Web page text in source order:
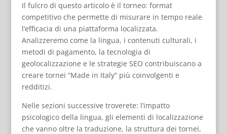
Il fulcro di questo articolo è il torneo: format
competitivo che permette di misurare in tempo reale
l’efficacia di una piattaforma localizzata.
Analizzeremo come la lingua, i contenuti culturali, i
metodi di pagamento, la tecnologia di
geolocalizzazione e le strategie SEO contribuiscano a
creare tornei “Made in Italy” più coinvolgenti e
redditizi.
Nelle sezioni successive troverete: l’impatto
psicologico della lingua, gli elementi di localizzazione
che vanno oltre la traduzione, la struttura dei tornei,